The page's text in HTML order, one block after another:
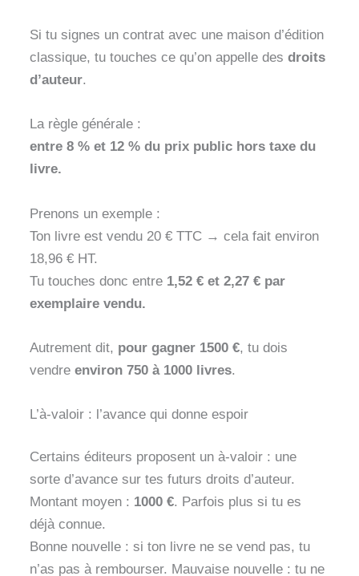
Si tu signes un contrat avec une maison d’édition
classique, tu touches ce qu’on appelle des droits
d’auteur.
La règle générale :
entre 8 % et 12 % du prix public hors taxe du
livre.
Prenons un exemple :
Ton livre est vendu 20 € TTC → cela fait environ
18,96 € HT.
Tu touches donc entre 1,52 € et 2,27 € par
exemplaire vendu.
Autrement dit, pour gagner 1500 €, tu dois
vendre environ 750 à 1000 livres.
L’à-valoir : l’avance qui donne espoir
Certains éditeurs proposent un à-valoir : une
sorte d’avance sur tes futurs droits d’auteur.
Montant moyen : 1000 €. Parfois plus si tu es
déjà connue.
Bonne nouvelle : si ton livre ne se vend pas, tu
n’as pas à rembourser. Mauvaise nouvelle : tu ne